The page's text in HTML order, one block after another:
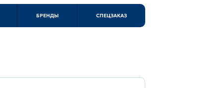
БРЕНДЫ СПЕЦЗАКАЗ